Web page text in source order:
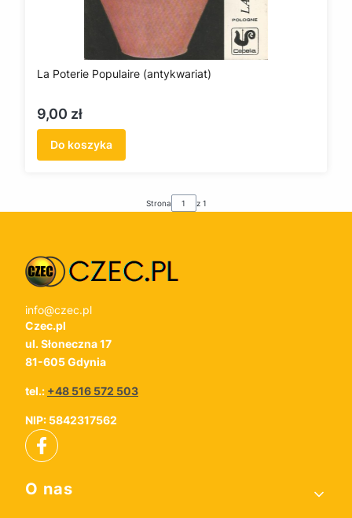
La Poterie Populaire (antykwariat)
Cena
9,00 zł
Do koszyka
Strona z 1
info@czec.pl
Czec.pl
ul. Słoneczna 17
81-605 Gdynia
tel.: +48 516 572 503
NIP: 5842317562
Linki w stopce
O nas